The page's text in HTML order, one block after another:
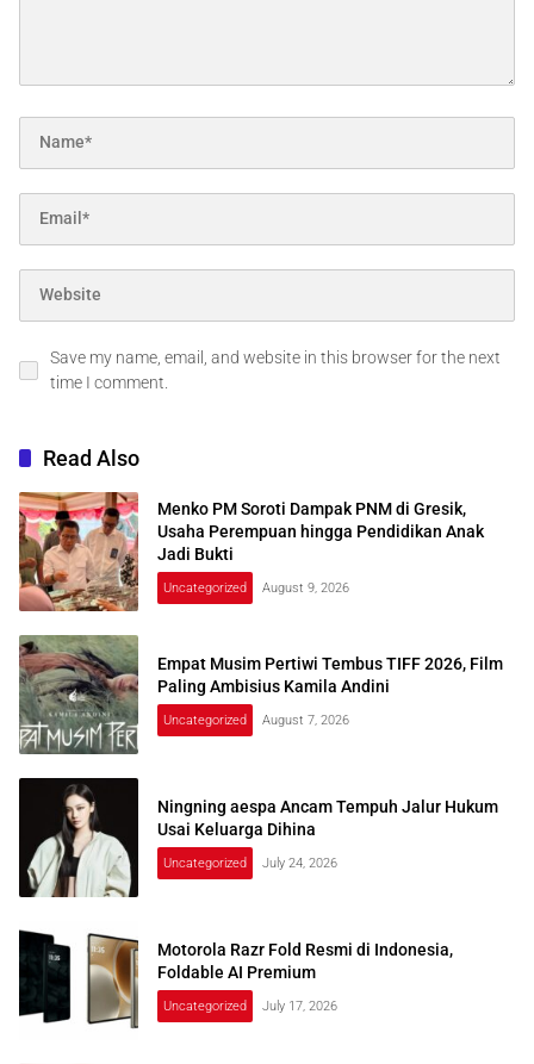
Save my name, email, and website in this browser for the next
time I comment.
Read Also
Menko PM Soroti Dampak PNM di Gresik,
Usaha Perempuan hingga Pendidikan Anak
Jadi Bukti
Uncategorized August 9, 2026
Empat Musim Pertiwi Tembus TIFF 2026, Film
Paling Ambisius Kamila Andini
Uncategorized August 7, 2026
Ningning aespa Ancam Tempuh Jalur Hukum
Usai Keluarga Dihina
Uncategorized July 24, 2026
Motorola Razr Fold Resmi di Indonesia,
Foldable AI Premium
Uncategorized July 17, 2026